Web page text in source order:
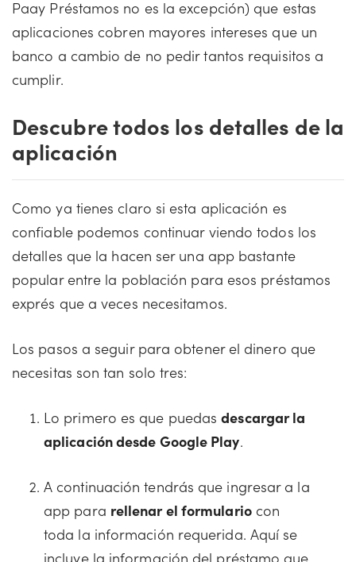
Paay Préstamos no es la excepción) que estas
aplicaciones cobren mayores intereses que un
banco a cambio de no pedir tantos requisitos a
cumplir.
Descubre todos los detalles de la
aplicación
Como ya tienes claro si esta aplicación es
confiable podemos continuar viendo todos los
detalles que la hacen ser una app bastante
popular entre la población para esos préstamos
exprés que a veces necesitamos.
Los pasos a seguir para obtener el dinero que
necesitas son tan solo tres:
Lo primero es que puedasdescargar la
aplicación desde Google Play.
A continuación tendrás que ingresar a la
app para rellenar el formulariocon
toda la información requerida. Aquí se
incluye la información del préstamo que